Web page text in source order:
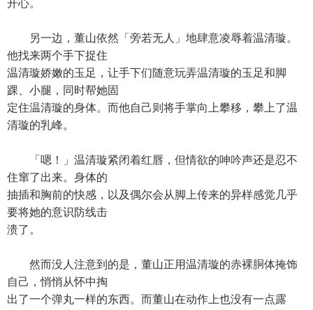
开心。
另一边，董山依然「旁若无人」地肆意凌辱着温清璇。
他找来两个手下捉住
温清璇娇嫩的玉足，让手下们随意玩弄温清璇的玉足和脚
踝、小腿，同时帮她固
定住温清璇的身体。而他自己则将手掌向上攀移，攀上了温
清璇的乳峰。
「嗯！」温清璇紧闭着红唇，但情欲的呻吟声还是忍不
住窜了出来。身体的
抽插和胸前的快感，以及偶尔会从脚上传来的异样感觉几乎
要将她的意识防线击
溃了。
然而没人注意到的是，董山正用温清璇的赤裸胴体掩饰
自己，悄悄从怀中掏
出了一个弹丸一样的东西。而董山在动作上也没有一点露